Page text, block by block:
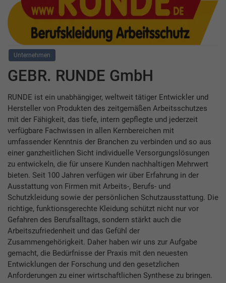
Unternehmen
GEBR. RUNDE GmbH
RUNDE ist ein unabhängiger, weltweit tätiger Entwickler und
Hersteller von Produkten des zeitgemäßen Arbeitsschutzes
mit der Fähigkeit, das tiefe, intern gepflegte und jederzeit
verfügbare Fachwissen in allen Kernbereichen mit
umfassender Kenntnis der Branchen zu verbinden und so aus
einer ganzheitlichen Sicht individuelle Versorgungslösungen
zu entwickeln, die für unsere Kunden nachhaltigen Mehrwert
bieten. Seit 100 Jahren verfügen wir über Erfahrung in der
Ausstattung von Firmen mit Arbeits-, Berufs- und
Schutzkleidung sowie der persönlichen Schutzausstattung. Die
richtige, funktionsgerechte Kleidung schützt nicht nur vor
Gefahren des Berufsalltags, sondern stärkt auch die
Arbeitszufriedenheit und das Gefühl der
Zusammengehörigkeit. Daher haben wir uns zur Aufgabe
gemacht, die Bedürfnisse der Praxis mit den neuesten
Entwicklungen der Forschung und den gesetzlichen
Anforderungen zu einer wirtschaftlichen Synthese zu bringen.